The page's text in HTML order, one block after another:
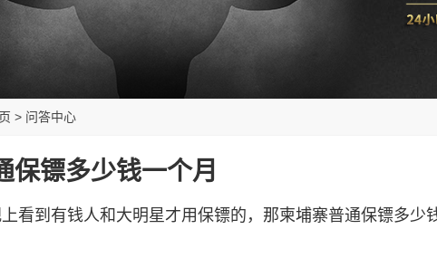
> 问答中心
保镖多少钱一个月
看到有钱人和大明星才用保镖的，那柬埔寨普通保镖多少